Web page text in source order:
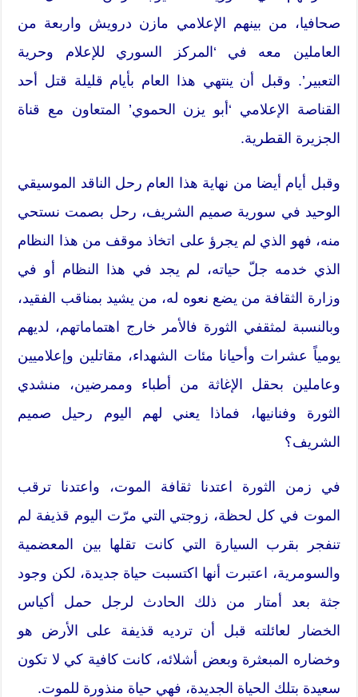
صحافيا، من بينهم الإعلامي مازن درويش واربعة من
العاملين معه في ‘المركز السوري للإعلام وحرية
التعبير’. وقبل أن ينتهي هذا العام بأيام قليلة قتل أحد
القناصة الإعلامي ‘أبو يزن الحموي’ المتعاون مع قناة
الجزيرة القطرية.
وقبل أيام أيضا من نهاية هذا العام رحل الناقد الموسيقي
الوحيد في سورية صميم الشريف، رحل بصمت نستحي
منه، فهو الذي لم يجرؤ على اتخاذ موقف من هذا النظام
الذي خدمه جلّ حياته، لم يجد في هذا النظام أو في
وزارة الثقافة من يضع نعوه له، من يشيد بمناقب الفقيد،
وبالنسبة لمثقفي الثورة فالأمر خارج اهتماماتهم، لديهم
يومياً عشرات وأحيانا مئات الشهداء، مقاتلين وإعلاميين
وعاملين بحقل الإغاثة من أطباء وممرضين، منشدي
الثورة وفنانيها، فماذا يعني لهم اليوم رحيل صميم
الشريف؟
في زمن الثورة اعتدنا ثقافة الموت، واعتدنا ترقب
الموت في كل لحظة، زوجتي التي مرّت اليوم قذيفة لم
تنفجر بقرب السيارة التي كانت تقلها بين المعضمية
والسومرية، اعتبرت أنها اكتسبت حياة جديدة، لكن وجود
جثة بعد أمتار من ذلك الحادث لرجل حمل أكياس
الخضار لعائلته قبل أن ترديه قذيفة على الأرض هو
وخضاره المبعثرة وبعض أشلائه، كانت كافية كي لا تكون
سعيدة بتلك الحياة الجديدة، فهي حياة منذورة للموت.